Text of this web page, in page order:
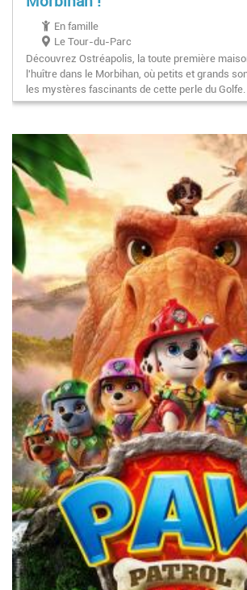
En famille
Le Tour-du-Parc
Découvrez Ostréapolis, la toute première
l'huître dans le Morbihan, où petits et grands
les mystères fascinants de cette perle du